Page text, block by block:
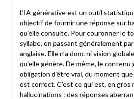
L’IA générative est un outil
objectif de fournir une réponse sur
qu’elle consulte. Pour couronner le
syllabe, en passant généralement
anglaise. Elle n’a donc ni vision
qu’elle génère. De même, le contenu
obligation d’être vrai, du moment
est correct. C’est ce qui est, en gros
hallucinations : des réponses